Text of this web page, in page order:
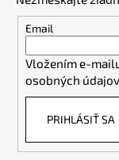
Email
Vložením e-
osobných údajov
PRIHLÁSIŤ SA